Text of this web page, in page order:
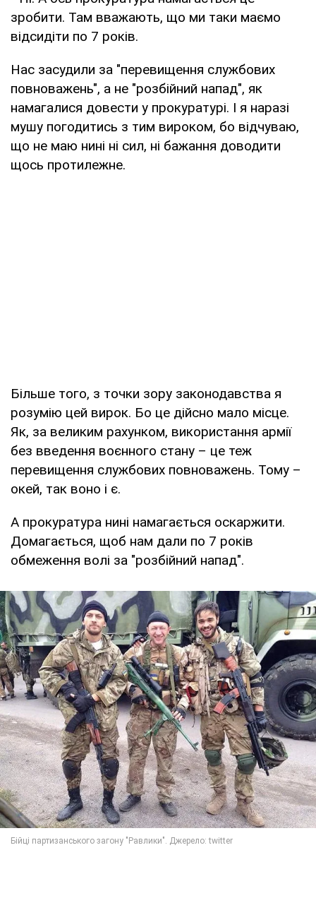
зробити. Там вважають, що ми таки маємо
відсидіти по 7 років.
Нас засудили за "перевищення службових
повноважень", а не "розбійний напад", як
намагалися довести у прокуратурі. І я наразі
мушу погодитись з тим вироком, бо відчуваю,
що не маю нині ні сил, ні бажання доводити
щось протилежне.
Більше того, з точки зору законодавства я
розумію цей вирок. Бо це дійсно мало місце.
Як, за великим рахунком, використання армії
без введення воєнного стану – це теж
перевищення службових повноважень. Тому –
окей, так воно і є.
А прокуратура нині намагається оскаржити.
Домагається, щоб нам дали по 7 років
обмеження волі за "розбійний напад".